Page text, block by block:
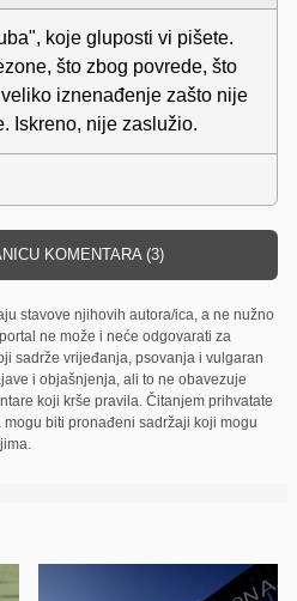
koje gluposti vi pišete.
što zbog povrede, što
iznenađenje zašto nije
Iskreno, nije zaslužio.
KOMENTARA (3)
stavove njihovih autora/ica, a ne nužno
ne može i neće odgovarati za
sadrže vrijeđanja, psovanja i vulgaran
i objašnjenja, ali to ne obavezuje
koji krše pravila. Čitanjem prihvatate
biti pronađeni sadržaji koji mogu